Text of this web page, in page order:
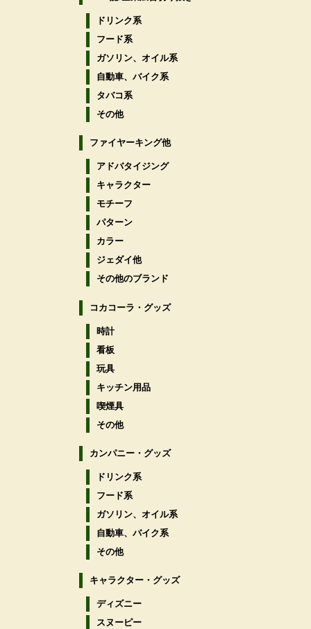
ドリンク系
フード系
ガソリン、オイル系
自動車、バイク系
タバコ系
その他
ファイヤーキング他
アドバタイジング
キャラクター
モチーフ
パターン
カラー
ジェダイ他
その他のブランド
コカコーラ・グッズ
時計
看板
玩具
キッチン用品
喫煙具
その他
カンパニー・グッズ
ドリンク系
フード系
ガソリン、オイル系
自動車、バイク系
その他
キャラクター・グッズ
ディズニー
スヌーピー